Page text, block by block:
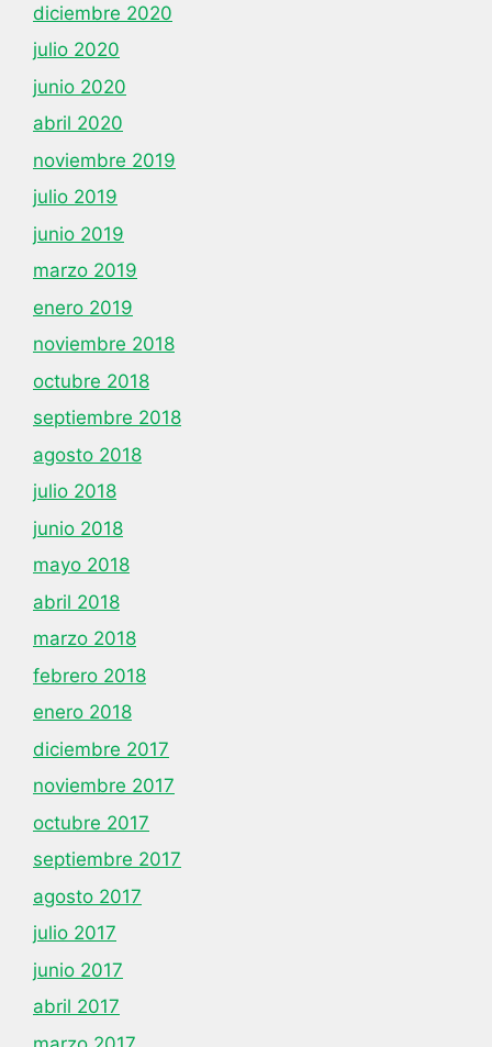
diciembre 2020
julio 2020
junio 2020
abril 2020
noviembre 2019
julio 2019
junio 2019
marzo 2019
enero 2019
noviembre 2018
octubre 2018
septiembre 2018
agosto 2018
julio 2018
junio 2018
mayo 2018
abril 2018
marzo 2018
febrero 2018
enero 2018
diciembre 2017
noviembre 2017
octubre 2017
septiembre 2017
agosto 2017
julio 2017
junio 2017
abril 2017